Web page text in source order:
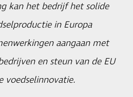
kan het bedrijf het solide
in Europa
aangaan met
en steun van de EU
voedselinnovatie.